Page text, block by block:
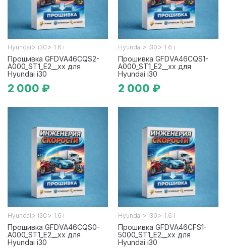
Hyundai > i30 > 1.6 i
Прошивка GFDVA46CQS2-
A000_ST1_E2__xx для
Hyundai i30
2 000 ₽
Hyundai > i30 > 1.6 i
Прошивка GFDVA46CQS1-
A000_ST1_E2__xx для
Hyundai i30
2 000 ₽
Hyundai > i30 > 1.6 i
Прошивка GFDVA46CQS0-
A000_ST1_E2__xx для
Hyundai i30
Hyundai > i30 > 1.6 i
Прошивка GFDVA46CFS1-
5000_ST1_E2__xx для
Hyundai i30